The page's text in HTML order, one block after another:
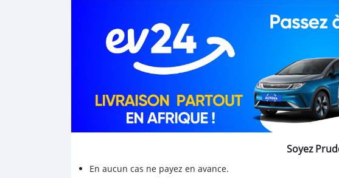
Soyez
En aucun cas ne payez en avance.